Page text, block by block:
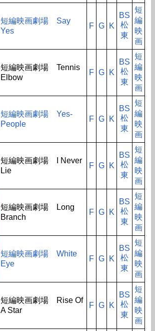
短編映画劇場 Say
Yes
F G K
BS
松
東
短
編
映
画
短編映画劇場 Tennis
Elbow
F G K
BS
松
東
短
編
映
画
短編映画劇場 Yes-
People
F G K
BS
松
東
短
編
映
画
短編映画劇場 I Never
Lie
F G K
BS
松
東
短
編
映
画
短編映画劇場 Long
Branch
F G K
BS
松
東
短
編
映
画
短編映画劇場 White
Eye
F G K
BS
松
東
短
編
映
画
短編映画劇場 Rise Of
A Star
F G K
BS
松
東
短
編
映
画